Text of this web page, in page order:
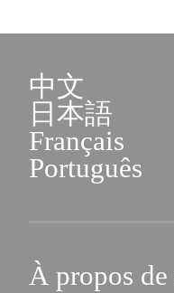
中文
日本語
Français
Português
À propos de